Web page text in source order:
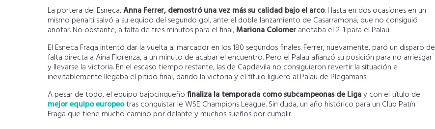
La portera del Esneca,Anna Ferrer, demostró una vez más su calidad bajo el arco. Hasta en dos ocasiones en un
mismo penalti salvó a su equipo del segundo gol, ante el doble lanzamiento de Casarramona, que no consiguió
anotar. No obstante, a falta de tres minutos para el final,Mariona Colomeranotaba el 2-1 para el Palau.
El Esneca Fraga intentó dar la vuelta al marcador en los 180 segundos finales. Ferrer, nuevamente, paró un disparo de
falta directa a Aina Florenza, a un minuto de acabar el encuentro. Pero el Palau afianzó su posición para no arriesgar
y llevarse la victoria. En el escaso tiempo restante, las de Capdevila no consiguieron revertir la situación e
inevitablemente llegaba el pitido final, dando la victoria y el título liguero al Palau de Plegamans.
A pesar de todo, el equipo bajocinqueñofinaliza la temporada como subcampeonas de Ligay con el título de
mejor equipo europeotras conquistar le WSE Champions League. Sin duda, un año histórico para un Club Patín
Fraga que tiene mucho camino por delante y muchos sueños por cumplir.